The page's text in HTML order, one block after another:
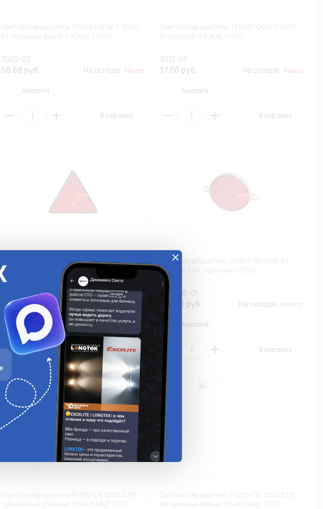
3002-03
66.88 руб.
На складе: Мало
Аналоги
В корзину
3012-01
37.00 руб.
На складе: Мало
Аналоги
В корзину
Световозвращатель треугольный
ТЕХАВТОСВЕТ ФП-401Б для грузовых и
легковых авто (1/150)
ФП-401Б
195.23 руб.
На складе:Мало
Аналоги
В корзину
Световозвращатель ОСВАР ФП310Е-01
круглый 24V / красный / (ПЭ1)
ФП310Е-01
204.61 руб.
На складе: Много
Аналоги
В корзину
Световозвращатель РУДЕНСК 3202.3731
габаритный красный (65х115ММ) (ПЭ1)
Световозвращатель РУДЕНСК 3222.3731